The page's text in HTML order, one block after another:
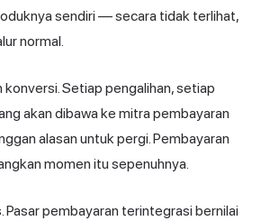
sendiri — secara tidak terlihat,
normal.
Setiap pengalihan, setiap
akan dibawa ke mitra pembayaran
alasan untuk pergi. Pembayaran
momen itu sepenuhnya.
Pasar pembayaran terintegrasi bernilai